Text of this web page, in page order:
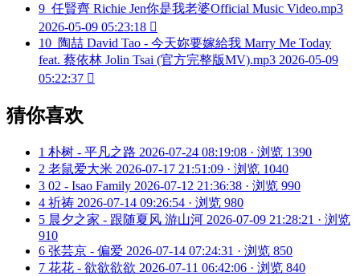
9 任賢齊 Richie Jen你是我老婆Official Music Video.mp3
2026-05-09 05:23:18 
10 陶喆 David Tao - 今天妳要嫁給我 Marry Me Today
feat. 蔡依林 Jolin Tsai (官方完整版MV).mp3 2026-05-09
05:22:37 
猜你喜欢
1 朴树 - 平凡之路 2026-07-24 08:19:08 · 浏览 1390
2 老鼠爱大米 2026-07-17 21:51:09 · 浏览 1040
3 02 - Isao Family 2026-07-12 21:36:38 · 浏览 990
4 祈祷 2026-07-14 09:26:54 · 浏览 980
5 晨夕之家 - 跟随夏风 游山河 2026-07-09 21:28:21 · 浏览
910
6 张芸京 - 偏爱 2026-07-14 07:24:31 · 浏览 850
7 花花 - 欲欲欲欲 2026-07-11 06:42:06 · 浏览 840